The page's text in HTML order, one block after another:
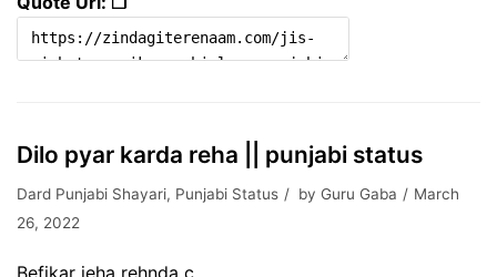
Dilo pyar karda reha || punjabi status
Dard Punjabi Shayari, Punjabi Status by Guru Gaba
March
26, 2022
Befikar jeha rehnda c